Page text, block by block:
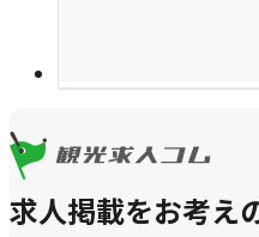
求人掲載をお考え